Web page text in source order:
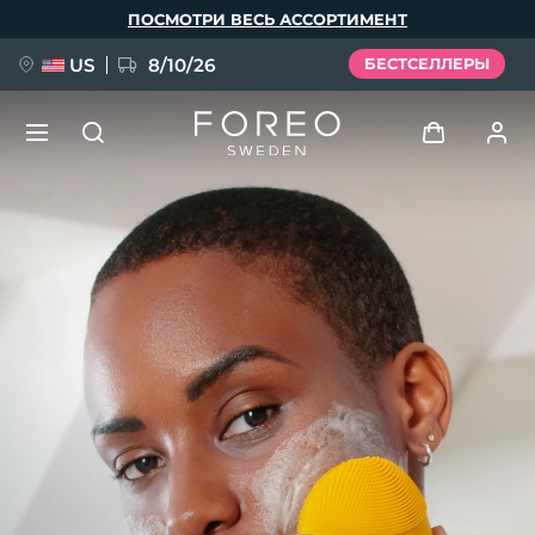
ПОСМОТРИ ВЕСЬ АССОРТИМЕНТ
US 8/10/26 БЕСТСЕЛЛЕРЫ
Профиль пользователя
Мои приборы
Мои заказы
Мои адреса
Мои подписки
НОВИНКА
FAQ™ Pure Beauty-Tech Elixir
BREAKING NEWS
issa™ Teeth Whitening Set
English Deutsch
Español
Français
Italiano
Português
Svenska
Русский
Türkçe
简体中文 繁體中文